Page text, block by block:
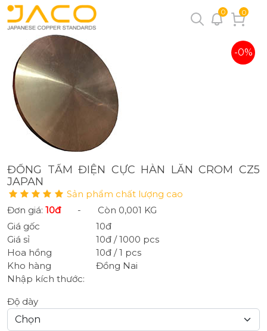
0 0
-0%
ĐỒNG TẤM ĐIỆN CỰC HÀN LĂN CROM CZ5
JAPAN
Sản phẩm chất lượng cao
Đơn giá: 10đ- Còn 0,001 KG
Giá gốc
10đ
Giá sỉ
10đ / 1000 pcs
Hoa hồng
10đ / 1 pcs
Kho hàng
Đồng Nai
Nhập kích thước:
Độ dày